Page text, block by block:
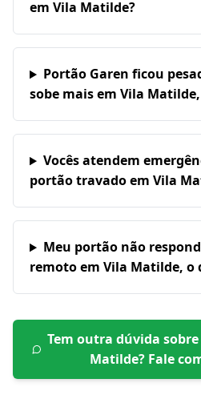
em Vila Matilde?
Portão Garen ficou
sobe mais em Vila
Vocês atendem
portão travado em Vila
Meu portão não
remoto em Vila Matilde, o
Tem outra dúvida
Matilde? Fale